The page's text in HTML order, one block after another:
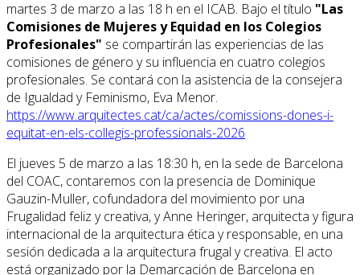
martes 3 de marzo a las 18 h en el ICAB. Bajo el título "Las
Comisiones de Mujeres y Equidad en los Colegios
Profesionales" se compartirán las experiencias de las
comisiones de género y su influencia en cuatro colegios
profesionales. Se contará con la asistencia de la consejera
de Igualdad y Feminismo, Eva Menor.
https://www.arquitectes.cat/ca/actes/comissions-dones-i-
equitat-en-els-collegis-professionals-2026
El jueves 5 de marzo a las 18:30 h, en la sede de Barcelona
del COAC, contaremos con la presencia de Dominique
Gauzin-Muller, cofundadora del movimiento por una
Frugalidad feliz y creativa, y Anne Heringer, arquitecta y figura
internacional de la arquitectura ética y responsable, en una
sesión dedicada a la arquitectura frugal y creativa. El acto
está organizado por la Demarcación de Barcelona en